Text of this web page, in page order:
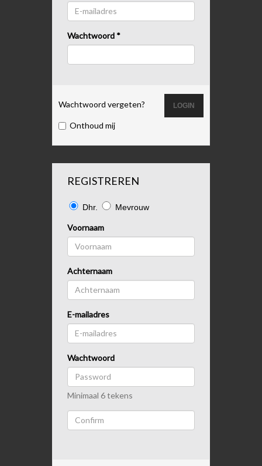
Wachtwoord *
Wachtwoord vergeten?
Onthoud mij
REGISTREREN
Dhr. Mevrouw
Voornaam
Achternaam
E-mailadres
Wachtwoord
Minimaal 6 tekens